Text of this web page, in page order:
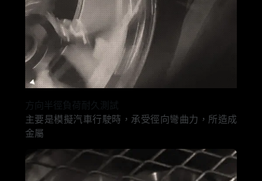
方向半徑負荷耐久測試
主要是模擬汽車行駛時，承受徑向彎曲力，所造成
金屬